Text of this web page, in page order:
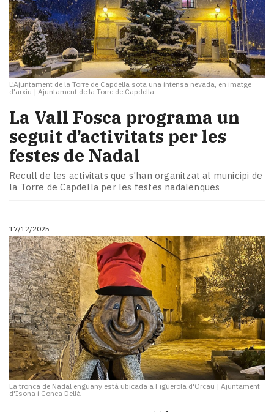
L'Ajuntament de la Torre de Capdella sota una intensa nevada, en imatge
d'arxiu | Ajuntament de la Torre de Capdella
La Vall Fosca programa un
seguit d’activitats per les
festes de Nadal
Recull de les activitats que s'han organitzat al municipi de
la Torre de Capdella per les festes nadalenques
17/12/2025
La tronca de Nadal enguany està ubicada a Figuerola d'Orcau | Ajuntament
d'Isona i Conca Dellà